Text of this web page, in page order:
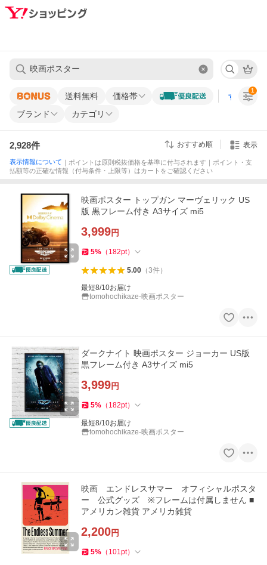
送料無料 価格帯 すべての条
ブランド カテゴリ
1
2,928件 おすすめ順 表示
表示情報について ｜ポイントは原則税抜価格を基準に付与されます｜ポイント・支
払額等の正確な情報（付与条件・上限等）はカートをご確認ください
映画ポスター トップガン マーヴェリック US
版 黒フレーム付き A3サイズ mi5
3,999円
5% （ 182pt）
5.00（3件）
最短8/10お届け
tomohochikaze-映画ポスター
ダークナイト 映画ポスター ジョーカー US版
黒フレーム付き A3サイズ mi5
3,999円
5% （ 182pt）
最短8/10お届け
tomohochikaze-映画ポスター
映画 エンドレスサマー オフィシャルポスタ
ー 公式グッズ ※フレームは付属しません ■
アメリカン雑貨 アメリカ雑貨
2,200円
5% （ 101pt）